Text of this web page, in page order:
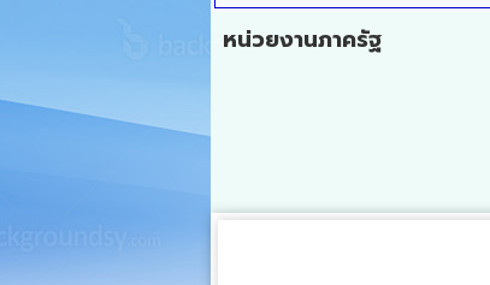
หน่วยงานภาครัฐ